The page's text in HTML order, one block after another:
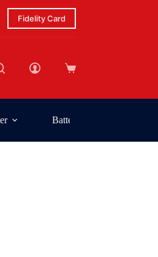
Fidelity Card
Batterie